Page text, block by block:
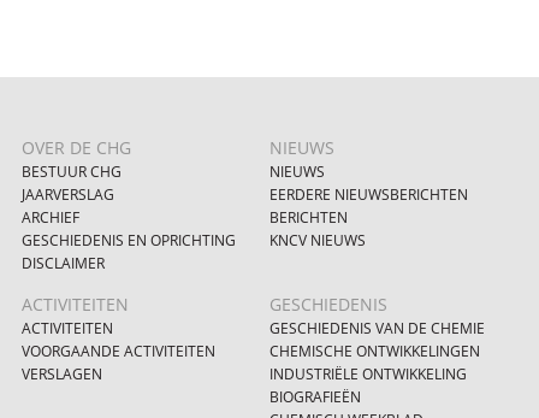
OVER DE CHG
BESTUUR CHG
JAARVERSLAG
ARCHIEF
GESCHIEDENIS EN OPRICHTING
DISCLAIMER
NIEUWS
NIEUWS
EERDERE NIEUWSBERICHTEN
BERICHTEN
KNCV NIEUWS
ACTIVITEITEN
ACTIVITEITEN
VOORGAANDE ACTIVITEITEN
VERSLAGEN
GESCHIEDENIS
GESCHIEDENIS VAN DE CHEMIE
CHEMISCHE ONTWIKKELINGEN
INDUSTRIËLE ONTWIKKELING
BIOGRAFIEËN